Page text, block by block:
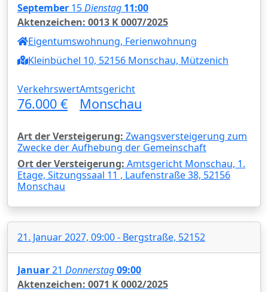
September 15Dienstag 11:00
Aktenzeichen: 0013 K 0007/2025
Eigentumswohnung, Ferienwohnung
Kleinbüchel 10, 52156 Monschau, Mützenich
Verkehrswert
76.000 €
Amtsgericht
Monschau
Art der Versteigerung: Zwangsversteigerung zum
Zwecke der Aufhebung der Gemeinschaft
Ort der Versteigerung: Amtsgericht Monschau, 1.
Etage, Sitzungssaal 11 , Laufenstraße 38, 52156
Monschau
21. Januar 2027, 09:00 - Bergstraße, 52152
Januar21 Donnerstag09:00
Aktenzeichen: 0071 K 0002/2025